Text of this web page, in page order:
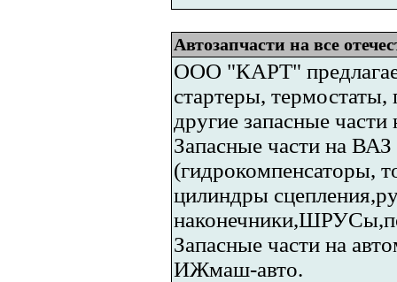
Автозапчасти на все
ООО "КАРТ"
стартеры,
другие запасные
Запасные части на
(гидрокомпенсаторы,
цилиндры
Запасные части на
ИЖмаш-авто.